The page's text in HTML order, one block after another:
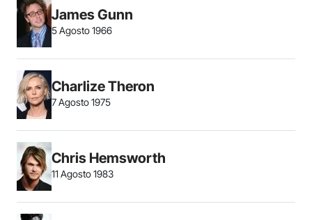
James Gunn
5 Agosto 1966
Charlize Theron
7 Agosto 1975
Chris Hemsworth
11 Agosto 1983